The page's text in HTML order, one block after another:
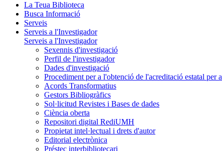
La Teua Biblioteca
Busca Informació
Serveis
Serveis a l'Investigador
Serveis a l'Investigador
Sexennis d'investigació
Perfil de l'investigador
Dades d'investigació
Procediment per a l'obtenció de l'acreditació estatal per
Acords Transformatius
Gestors Bibliogràfics
Sol·licitud Revistes i Bases de dades
Ciència oberta
Repositori digital RediUMH
Propietat intel·lectual i drets d'autor
Editorial electrònica
Préstec interbibliotecari